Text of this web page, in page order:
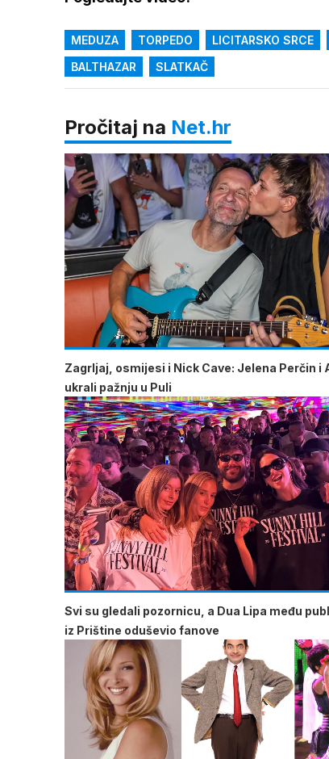
MEDUZA TORPEDO LICITARSKO SRCE
BALTHAZAR
SLATKAČ
Pročitaj na Net.hr
Zagrljaj, osmijesi i Nick Cave: Jelena Perčin i
ukrali pažnju u Puli
Svi su gledali pozornicu, a Dua Lipa među
iz Prištine oduševio fanove